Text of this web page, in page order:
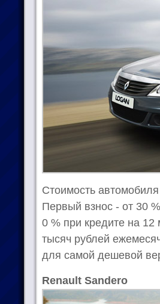
Стоимость
Первый взнос - от 30
0 % при кредите на
тысяч рублей
для самой дешевой
Renault Sandero